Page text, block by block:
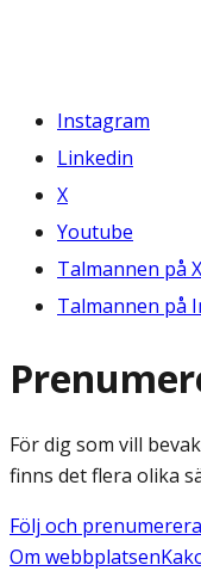
Instagram
Linkedin
X
Youtube
Talmannen på X
Talmannen på
För dig som vill
finns det flera olika
Följ och prenumerera
Om webbplatsen